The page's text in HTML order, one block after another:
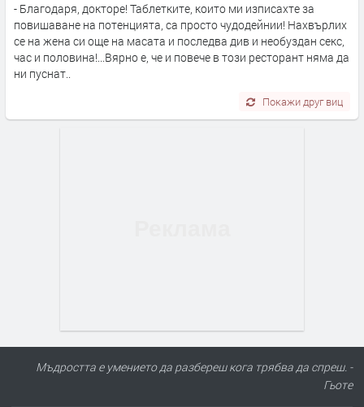
- Благодаря, докторе! Таблетките, които ми изписахте за
повишаване на потенцията, са просто чудодейнии! Нахвърлих
се на жена си още на масата и последва див и необуздан секс,
час и половина!...Вярно е, че и повече в този ресторант няма да
ни пуснат..
Покажи друг виц
Мъдростта е умението да разбереш кога трябва да спреш. -
Гьоте